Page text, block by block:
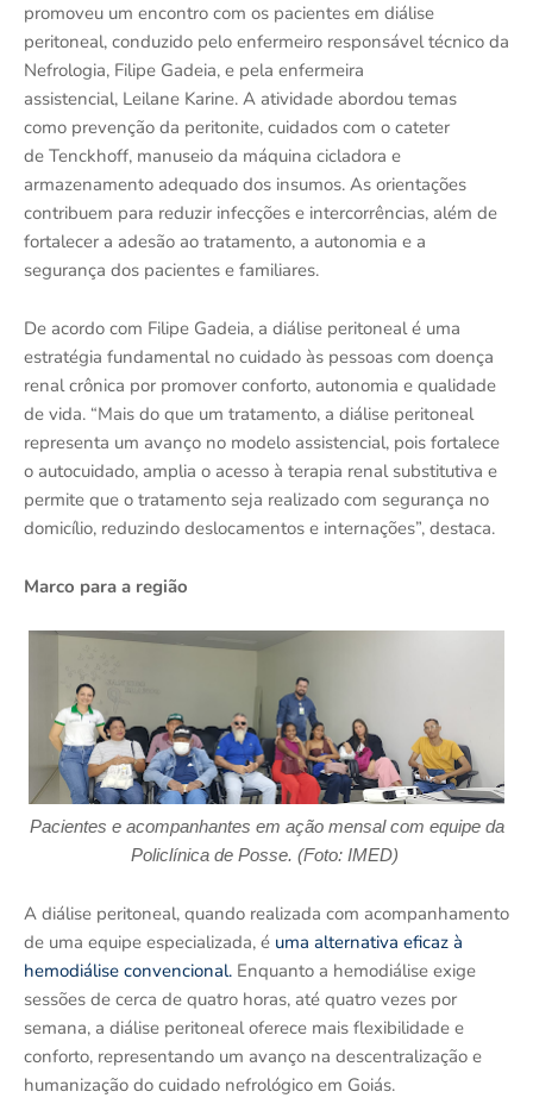
promoveu um encontro com os pacientes em diálise
peritoneal, conduzido pelo enfermeiro responsável técnico da
Nefrologia, Filipe Gadeia, e pela enfermeira
assistencial, Leilane Karine. A atividade abordou temas
como prevenção da peritonite, cuidados com o cateter
de Tenckhoff, manuseio da máquina cicladora e
armazenamento adequado dos insumos. As orientações
contribuem para reduzir infecções e intercorrências, além de
fortalecer a adesão ao tratamento, a autonomia e a
segurança dos pacientes e familiares.
De acordo com Filipe Gadeia, a diálise peritoneal é uma
estratégia fundamental no cuidado às pessoas com doença
renal crônica por promover conforto, autonomia e qualidade
de vida. “Mais do que um tratamento, a diálise peritoneal
representa um avanço no modelo assistencial, pois fortalece
o autocuidado, amplia o acesso à terapia renal substitutiva e
permite que o tratamento seja realizado com segurança no
domicílio, reduzindo deslocamentos e internações”, destaca.
Marco para a região
Pacientes e acompanhantes em ação mensal com equipe da
Policlínica de Posse. (Foto: IMED)
A diálise peritoneal, quando realizada com acompanhamento
de uma equipe especializada, é uma alternativa eficaz à
hemodiálise convencional. Enquanto a hemodiálise exige
sessões de cerca de quatro horas, até quatro vezes por
semana, a diálise peritoneal oferece mais flexibilidade e
conforto, representando um avanço na descentralização e
humanização do cuidado nefrológico em Goiás.